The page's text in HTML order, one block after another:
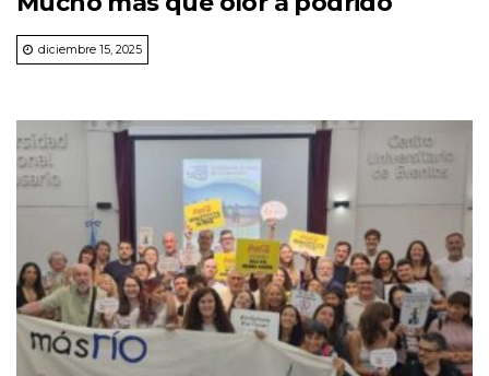
diciembre 15, 2025